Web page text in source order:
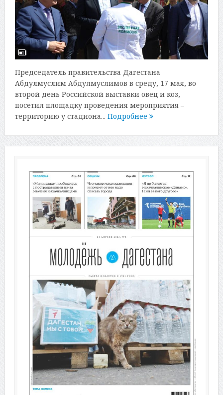
Председатель правительства Дагестана
Абдулмуслим Абдулмуслимов в среду, 17 мая, во
второй день Российской выставки овец и коз,
посетил площадку проведения мероприятия –
территорию у стадиона... Подробнее